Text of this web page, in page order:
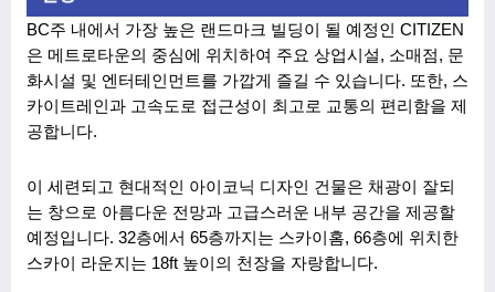
BC주 내에서 가장 높은 랜드마크 빌딩이 될 예정인 CITIZEN
은 메트로타운의 중심에 위치하여 주요 상업시설, 소매점, 문
화시설 및 엔터테인먼트를 가깝게 즐길 수 있습니다. 또한, 스
카이트레인과 고속도로 접근성이 최고로 교통의 편리함을 제
공합니다.
이 세련되고 현대적인 아이코닉 디자인 건물은 채광이 잘되
는 창으로 아름다운 전망과 고급스러운 내부 공간을 제공할
예정입니다. 32층에서 65층까지는 스카이홈, 66층에 위치한
스카이 라운지는 18ft 높이의 천장을 자랑합니다.